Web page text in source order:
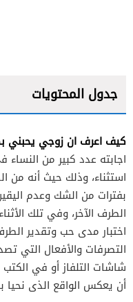
جدول المحتويات
الاستماع
الفخر الدائم
خجل
احترام وقبول رأي
الاهتمام باهل
كيف اعرف ان زوجي يحبني
اجابته عدد كبير من النساء
استثناء، وذلك حيث أنه من
بفترات من الشك وعدم
الطرف الآخر، وفي تلك
اختبار مدى حب وتقدير
التصرفات والأفعال التي
شاشات التلفاز أو في الكتب
أن يعكس الواقع الذى نحيا